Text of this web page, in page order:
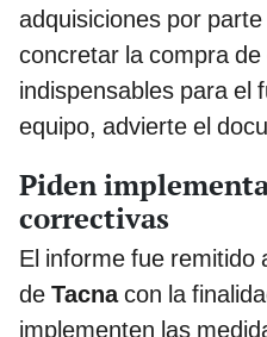
adquisiciones por
concretar la compra
indispensables para el
equipo, advierte el
Piden
correctivas
El informe fue remitido
de Tacnacon la
implementen las